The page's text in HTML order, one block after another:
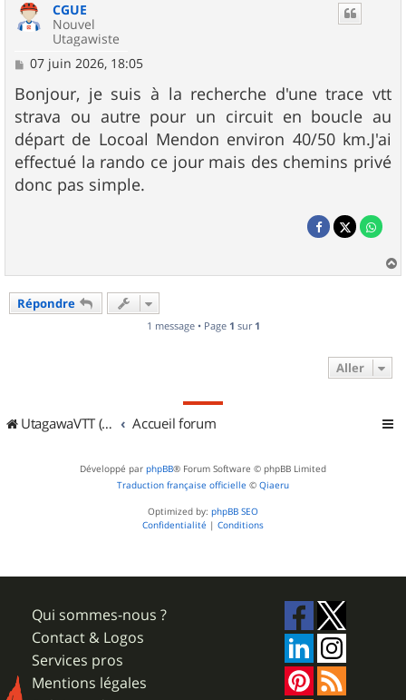
CGUE
Nouvel
Utagawiste
M
s
s
a
g
e
07 juin 2026, 18:05
Bonjour, je suis à la recherche d'une trace vtt
strava ou autre pour un circuit en boucle au
départ de Locoal Mendon environ 40/50 km.J'ai
effectué la rando ce jour mais des chemins privé
donc pas simple.
a
Répondre
1 message • Page 1 sur 1
Aller
UtagawaVTT (Randos VTT et VTTAE avec traces GPS) Accueil forum
Développé par phpBB® Forum Software © phpBB Limited
Traduction française officielle © Qiaeru
Optimized by: phpBB SEO
Confidentialité | Conditions
Qui sommes-nous ?
Contact & Logos
Services pros
Mentions légales